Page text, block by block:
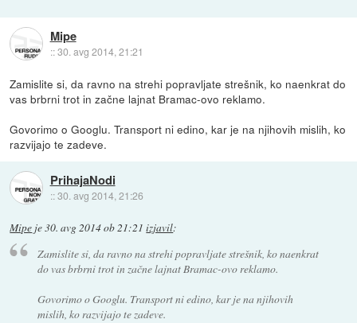
Mipe
::30. avg 2014, 21:21
Zamislite si, da ravno na strehi popravljate strešnik, ko naenkrat do
vas brbrni trot in začne lajnat Bramac-ovo reklamo.
Govorimo o Googlu. Transport ni edino, kar je na njihovih mislih, ko
razvijajo te zadeve.
PrihajaNodi
::30. avg 2014, 21:26
Mipe je30. avg 2014 ob 21:21 izjavil:
Zamislite si, da ravno na strehi popravljate strešnik, ko naenkrat
do vas brbrni trot in začne lajnat Bramac-ovo reklamo.
Govorimo o Googlu. Transport ni edino, kar je na njihovih
mislih, ko razvijajo te zadeve.